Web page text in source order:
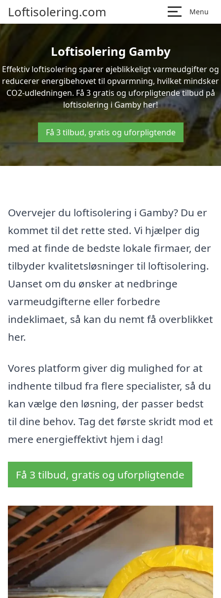
Loftisolering.com Menu
Loftisolering Gamby
Effektiv loftisolering sparer øjeblikkeligt varmeudgifter og
reducerer energibehovet til opvarmning, hvilket mindsker
CO2-udledningen. Få 3 gratis og uforpligtende tilbud på
loftisolering i Gamby her!
Få 3 tilbud, gratis og uforpligtende
Overvejer du loftisolering i Gamby? Du er
kommet til det rette sted. Vi hjælper dig
med at finde de bedste lokale firmaer, der
tilbyder kvalitetsløsninger til loftisolering.
Uanset om du ønsker at nedbringe
varmeudgifterne eller forbedre
indeklimaet, så kan du nemt få overblikket
her.
Vores platform giver dig mulighed for at
indhente tilbud fra flere specialister, så du
kan vælge den løsning, der passer bedst
til dine behov. Tag det første skridt mod et
mere energieffektivt hjem i dag!
Få 3 tilbud, gratis og uforpligtende